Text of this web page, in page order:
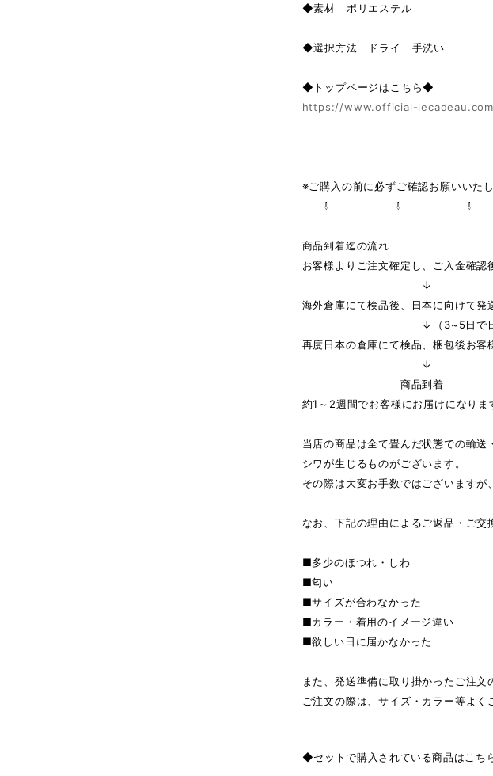
◆素材 ポリエステル
◆選択方法 ドライ 手洗い
◆トップページはこちら◆
https://www.official-
※ご購入の前に必ずご確認お願いいたし
⇩ ⇩ ⇩
商品到着迄の流れ
お客様よりご注文確定し、ご入金確認
↓
海外倉庫にて検品後、日本に向けて発
↓（3~5日で日本
再度日本の倉庫にて検品、梱包後お客
↓
商品到着
約1～2週間でお客様にお届けになりま
当店の商品は全て畳んだ状態での輸
シワが生じるものがございます。
その際は大変お手数ではございますが
なお、下記の理由によるご返品・ご交
■多少のほつれ・しわ
■匂い
■サイズが合わなかった
■カラー・着用のイメージ違い
■欲しい日に届かなかった
また、発送準備に取り掛かったご注
ご注文の際は、サイズ・カラー等よ
◆セットで購入されている商品はこち